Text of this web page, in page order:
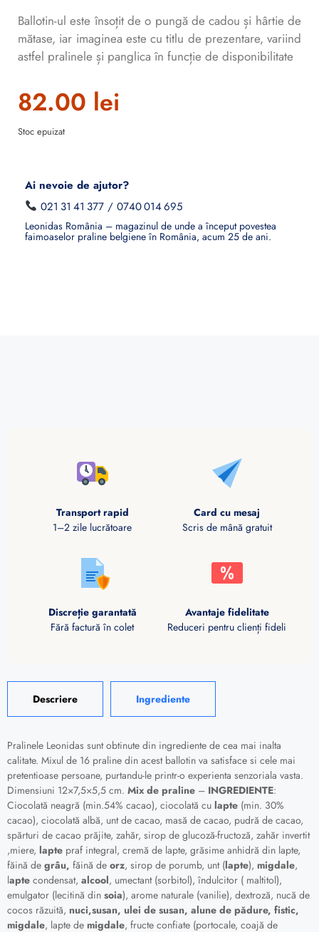
Ballotin-ul este însoțit de o pungă de cadou și hârtie de
mătase, iar imaginea este cu titlu de prezentare, variind
astfel pralinele și panglica în funcție de disponibilitate
82.00 lei
Stoc epuizat
Ai nevoie de ajutor?
021 31 41 377 /0740 014 695
Leonidas România – magazinul de unde a început povestea
faimoaselor praline belgiene în România, acum 25 de ani.
Transport rapid
1–2 zile lucrătoare
Card cu mesaj
Scris de mână gratuit
Discreție garantată
Fără factură în colet
Avantaje fidelitate
Reduceri pentru clienți fideli
Descriere Ingrediente
Pralinele Leonidas sunt obtinute din ingrediente de cea mai inalta
calitate. Mixul de 16 praline din acest ballotin va satisface si cele mai
pretentioase persoane, purtandu-le printr-o experienta senzoriala vasta.
Dimensiuni 12×7,5×5,5 cm. Mix de praline – INGREDIENTE:
Ciocolată neagră (min.54% cacao), ciocolată cu lapte (min. 30%
cacao), ciocolată albă, unt de cacao, masă de cacao, pudră de cacao,
spărturi de cacao prăjite, zahăr, sirop de glucoză-fructoză, zahăr invertit
,miere, lapte praf integral, cremă de lapte, grăsime anhidră din lapte,
făină de grâu, făină de orz, sirop de porumb, unt (lapte), migdale,
lapte condensat, alcool, umectant (sorbitol), îndulcitor ( maltitol),
emulgator (lecitină din soia), arome naturale (vanilie), dextroză, nucă de
cocos răzuită, nuci,susan, ulei de susan, alune de pădure, fistic,
migdale, lapte de migdale, fructe confiate (portocale, coajă de